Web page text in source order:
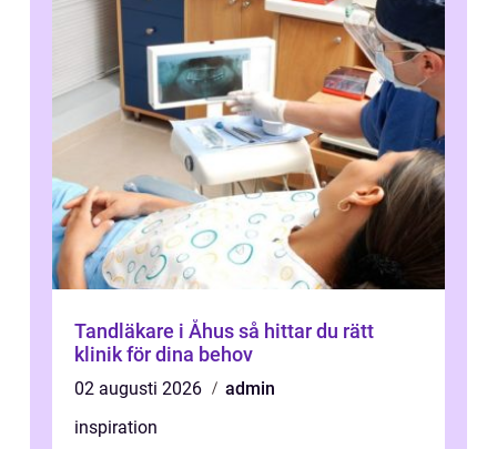
Tandläkare i Åhus så hittar du rätt
klinik för dina behov
02 augusti 2026
admin
inspiration